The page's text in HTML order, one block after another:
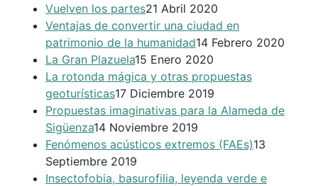
Vuelven los partes21 Abril 2020
Ventajas de convertir una ciudad en
patrimonio de la humanidad14 Febrero 2020
La Gran Plazuela15 Enero 2020
La rotonda mágica y otras propuestas
geoturísticas17 Diciembre 2019
Propuestas imaginativas para la Alameda de
Sigüenza14 Noviembre 2019
Fenómenos acústicos extremos (FAEs)13
Septiembre 2019
Insectofobia, basurofilia, leyenda verde e